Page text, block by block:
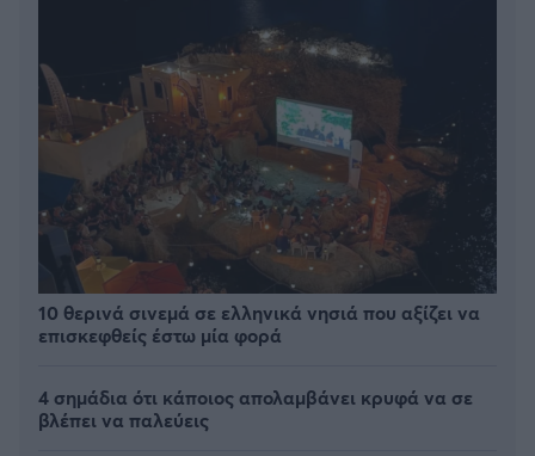
10 θερινά σινεμά σε ελληνικά νησιά που αξίζει να
επισκεφθείς έστω μία φορά
4 σημάδια ότι κάποιος απολαμβάνει κρυφά να σε
βλέπει να παλεύεις